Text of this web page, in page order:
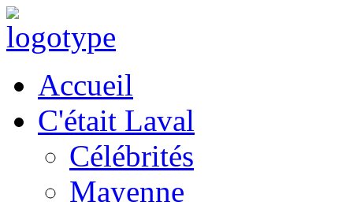
Accueil
C'était Laval
Célébrités
Mayenne